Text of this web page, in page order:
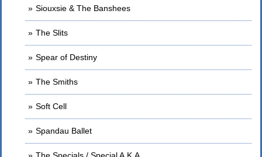
Siouxsie & The Banshees
The Slits
Spear of Destiny
The Smiths
Soft Cell
Spandau Ballet